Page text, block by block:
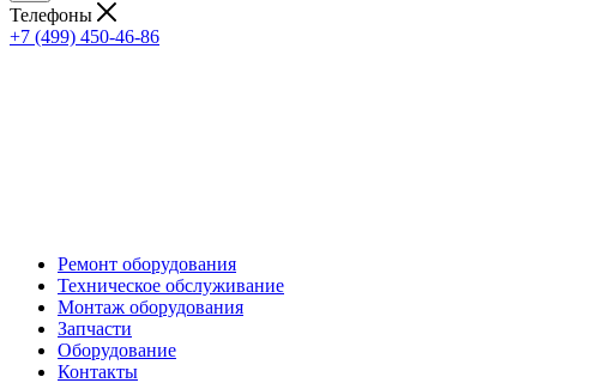
Телефоны
+7 (499) 450-46-86
Ремонт оборудования
Техническое обслуживание
Монтаж оборудования
Запчасти
Оборудование
Контакты